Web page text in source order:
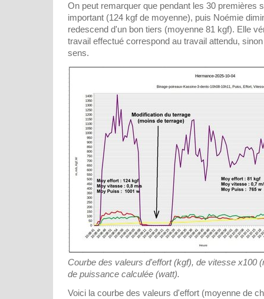
On peut remarquer que pendant les 30 premières
important (124 kgf de moyenne), puis Noémie
redescend d'un bon tiers (moyenne 81 kgf). Elle
travail effectué correspond au travail attendu,
sens.
Courbe des valeurs d'effort (kgf), de vitesse x100
de puissance calculée (watt).
Voici la courbe des valeurs d'effort (moyenne de